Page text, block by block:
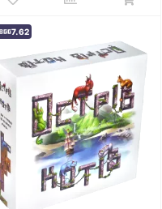
7.62